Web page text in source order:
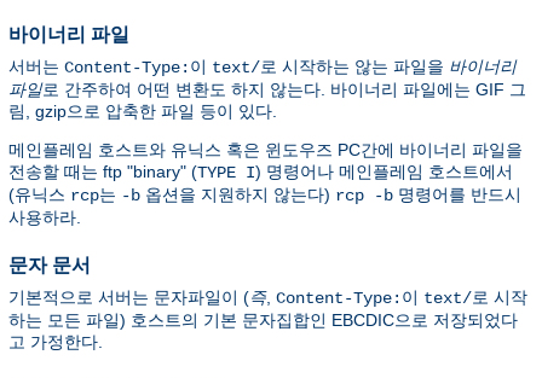
바이너리 파일
서버는 Content-Type: 이 text/로 시작하는 않는 파일을 바이너리
파일로 간주하여 어떤 변환도 하지 않는다. 바이너리 파일에는 GIF 그
림, gzip으로 압축한 파일 등이 있다.
메인플레임 호스트와 유닉스 혹은 윈도우즈 PC간에 바이너리 파일을
전송할 때는 ftp "binary" (TYPE I) 명령어나 메인플레임 호스트에서
(유닉스 rcp는 -b 옵션을 지원하지 않는다) rcp -b 명령어를 반드시
사용하라.
문자 문서
기본적으로 서버는 문자파일이 (즉, Content-Type: 이 text/로 시작
하는 모든 파일) 호스트의 기본 문자집합인 EBCDIC으로 저장되었다
고 가정한다.